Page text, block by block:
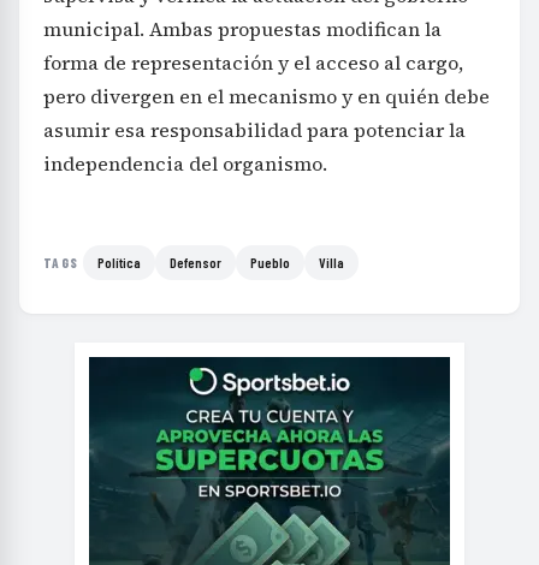
municipal. Ambas propuestas modifican la
forma de representación y el acceso al cargo,
pero divergen en el mecanismo y en quién debe
asumir esa responsabilidad para potenciar la
independencia del organismo.
TAGS Política Defensor Pueblo Villa